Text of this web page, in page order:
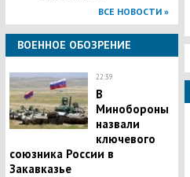
ВСЕ НОВОСТИ »
ВОЕННОЕ ОБОЗРЕНИЕ
22:39
В
Минобороны
назвали
ключевого
союзника России в
Закавказье